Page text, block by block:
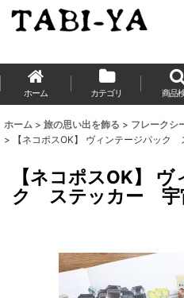
ホーム カテゴリ 商品
ホーム > 旅の思い出を飾る > フレークシ
>
【ネコポスOK】 ヴィンテージパッ
【ネコポスOK】
ク ステッカー 宇